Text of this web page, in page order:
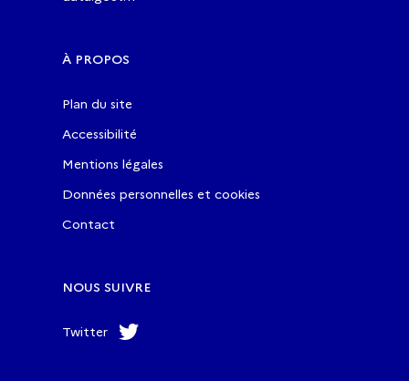
À PROPOS
Plan du site
Accessibilité
Mentions légales
Données personnelles et cookies
Contact
NOUS SUIVRE
Twitter